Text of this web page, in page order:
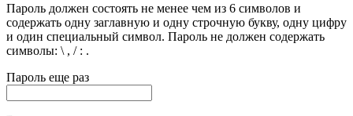
Пароль должен состоять не менее чем из 6 символов и
содержать одну заглавную и одну строчную букву, одну цифру
и один специальный символ. Пароль не должен содержать
символы: \ , / : .
Пароль еще раз